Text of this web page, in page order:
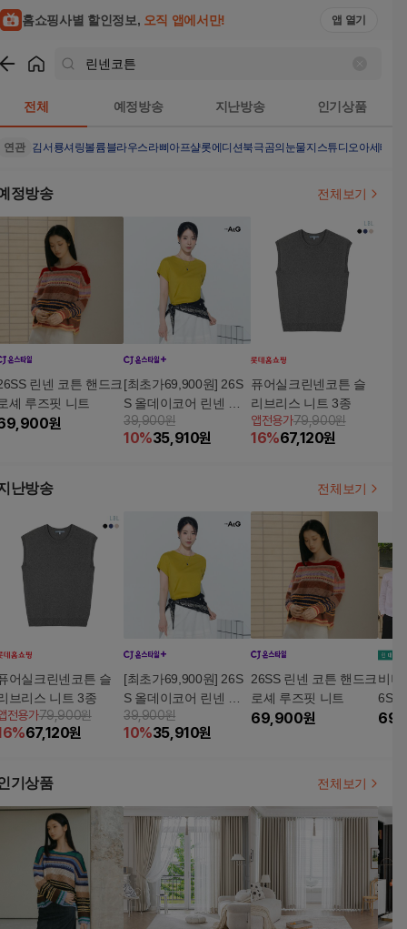
홈쇼핑사별 할인정보, 오직 앱에서만! 앱 열기
전체 예정방송 지난방송 인기상품
연관 김서룡셔링볼륨블라우스라삐아프샬롯에디션북극곰의눈물지스튜디오아세테이
정방송 전체보기
린넨 코튼 핸드크
셰 루즈핏 니트
원
[최초가69,900원] 26S
S 올데이코어 린넨 코
튼 티셔츠 5종
39,900원
10%35,910원
퓨어실크린넨코튼 슬
리브리스 니트 3종
앱전용가79,900원
16%67,120원
난방송 전체보기
어실크린넨코튼 슬
브리스 니트 3종
전용가79,900원
%67,120원
[최초가69,900원] 26S
S 올데이코어 린넨 코
튼 티셔츠 5종
39,900원
10%35,910원
26SS 린넨 코튼 핸드크
로셰 루즈핏 니트
69,900원
비버
6SS
츠 2
기상품 전체보기